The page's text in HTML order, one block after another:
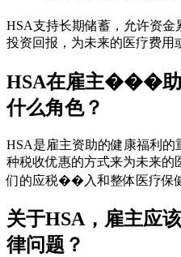
HSA支持长期储蓄，允许资
投资回报，为未来的医疗费用
HSA在雇主���助
什么角色？
HSA是雇主资助的健康福利
种税收优惠的方式来为未来的
们的应税��入和整体医疗保
关于HSA，雇主应
律问题？